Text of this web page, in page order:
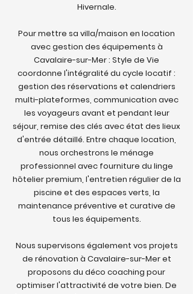
Hivernale.
Pour mettre sa villa/maison en location
avec gestion des équipements à
Cavalaire-sur-Mer : Style de Vie
coordonne l'intégralité du cycle locatif :
gestion des réservations et calendriers
multi-plateformes, communication avec
les voyageurs avant et pendant leur
séjour, remise des clés avec état des lieux
d'entrée détaillé. Entre chaque location,
nous orchestrons le ménage
professionnel avec fourniture du linge
hôtelier premium, l'entretien régulier de la
piscine et des espaces verts, la
maintenance préventive et curative de
tous les équipements.
Nous supervisons également vos projets
de rénovation à Cavalaire-sur-Mer et
proposons du déco coaching pour
optimiser l'attractivité de votre bien. De